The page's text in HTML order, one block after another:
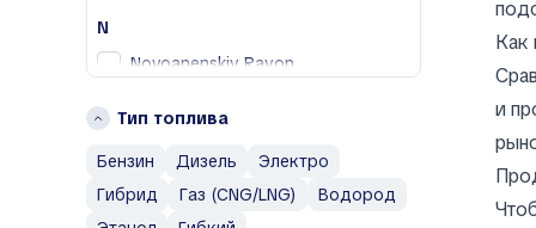
Chrysler
Cupra
D
Daewoo
N
Novoanenskiy Rayon
R
Гагаузия
Тип топлива
Бензин
Дизель
Электро
Гибрид
Газ (CNG/LNG)
Водород
Как
и